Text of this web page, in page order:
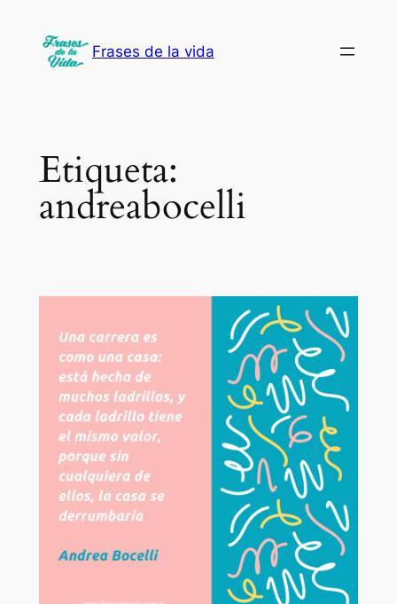
contenido
Frases de la vida
Etiqueta:
andreabocelli